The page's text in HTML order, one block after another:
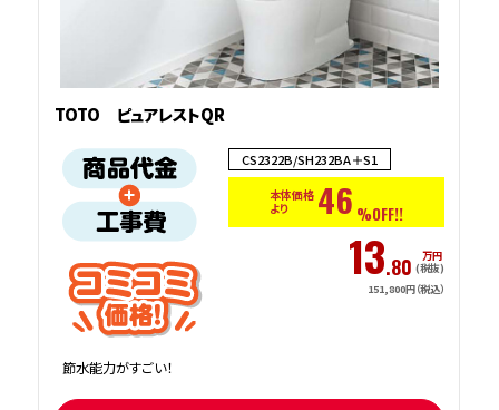
TOTO ピュアレストQR
CS2322B/SH232BA＋S1
本体価格
より
46 %OFF!!
13.80 万円
(税抜)
151,800円（税込）
節水能力がすごい！